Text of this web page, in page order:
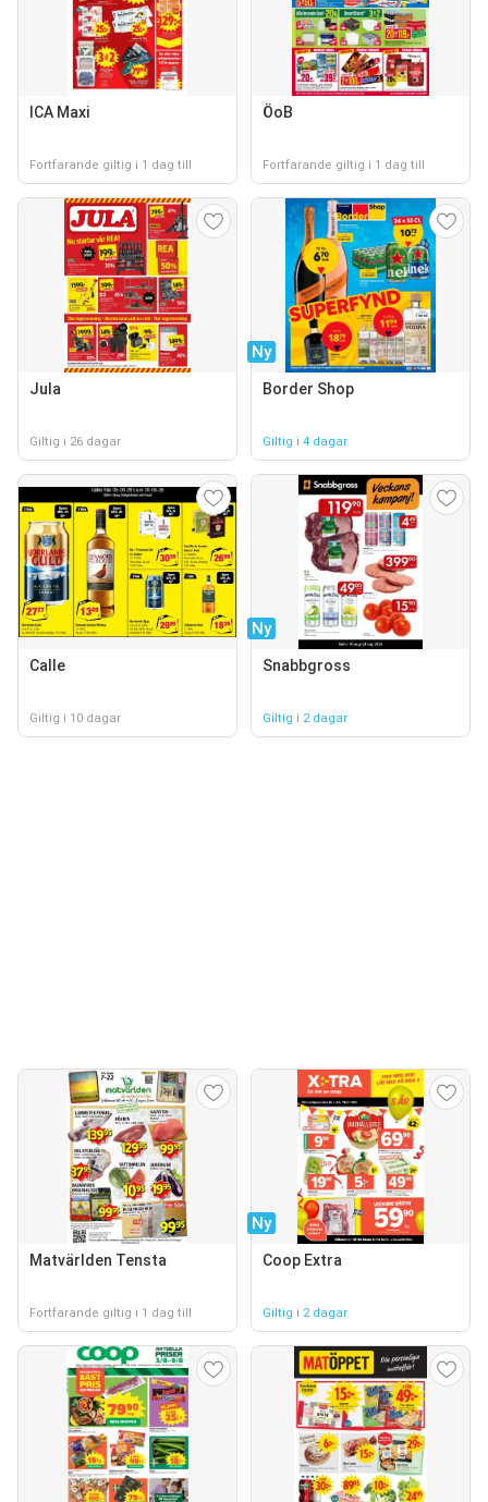
ICA Maxi
Fortfarande giltig i 1 dag till
ÖoB
Fortfarande giltig i 1 dag till
Jula
Giltig i 26 dagar
Ny
Border Shop
Giltig i 4 dagar
Calle
Giltig i 10 dagar
Ny
Snabbgross
Giltig i 2 dagar
Matvärlden Tensta
Fortfarande giltig i 1 dag till
Ny
Coop Extra
Giltig i 2 dagar